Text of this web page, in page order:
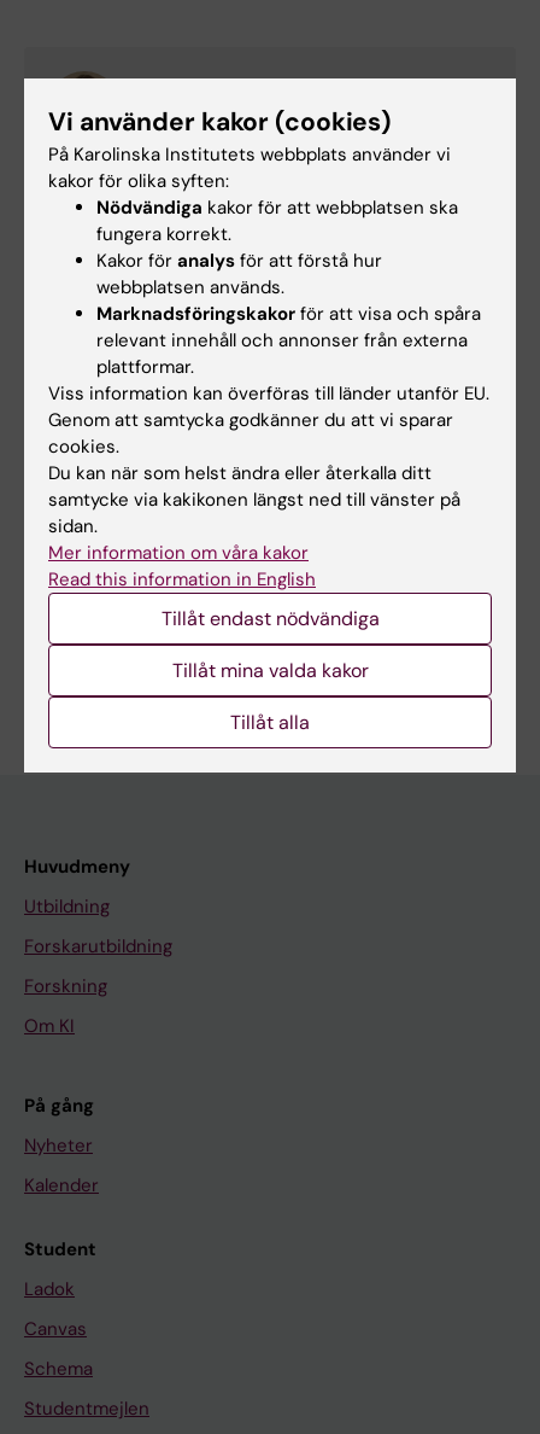
Sara von Kauffmann
Arkivarie
Telefon:
+46852482325
E-post:
sara.von.kauffmann@ki.se
Hade du nytta av informationen på denna sida?
Yes
No
Redaktör:Ann Hagerborn
Sidan uppdaterad:
Huvudmeny
Utbildning
Forskarutbildning
Forskning
Om KI
På gång
Nyheter
Kalender
Student
Ladok
Canvas
Schema
Studentmejlen
Vi använder kakor (cookies)
På Karolinska Institutets webbplats använder vi
kakor för olika syften:
Nödvändiga kakor för att webbplatsen ska
fungera korrekt.
Kakor för analys för att förstå hur
webbplatsen används.
Marknadsföringskakor för att visa och spåra
relevant innehåll och annonser från externa
plattformar.
Viss information kan överföras till länder utanför EU.
Genom att samtycka godkänner du att vi sparar
cookies.
Du kan när som helst ändra eller återkalla ditt
samtycke via kakikonen längst ned till vänster på
sidan.
Mer information om våra kakor
Read this information in English
Tillåt endast nödvändiga
Tillåt mina valda kakor
Tillåt alla